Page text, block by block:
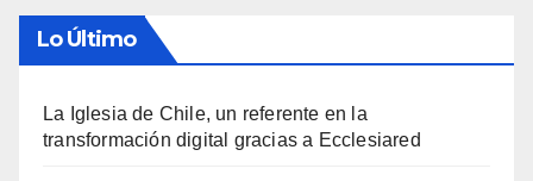
Lo Último
La Iglesia de Chile, un referente en la
transformación digital gracias a Ecclesiared